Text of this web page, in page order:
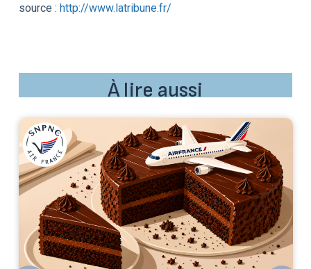
source : http://www.latribune.fr/
À lire aussi